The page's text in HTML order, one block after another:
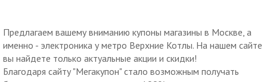
Предлагаем вашему вниманию купоны магазины в Москве, а
именно - электроника у метро Верхние Котлы. На нашем сайте
вы найдете только актуальные акции и скидки!
Благодаря сайту "Мегакупон" стало возможным получать